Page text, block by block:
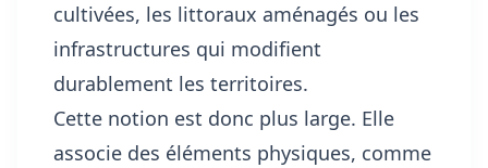
cultivées, les littoraux aménagés ou les
infrastructures qui modifient
durablement les territoires.
Cette notion est donc plus large. Elle
associe des éléments physiques, comme